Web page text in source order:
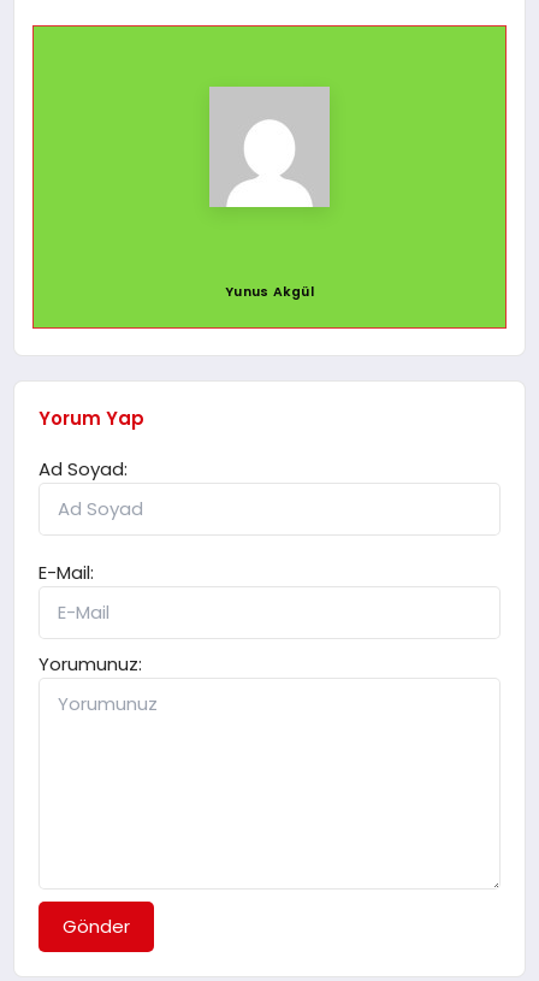
Yunus Akgül
Yorum Yap
Ad Soyad:
E-Mail:
Yorumunuz:
Gönder